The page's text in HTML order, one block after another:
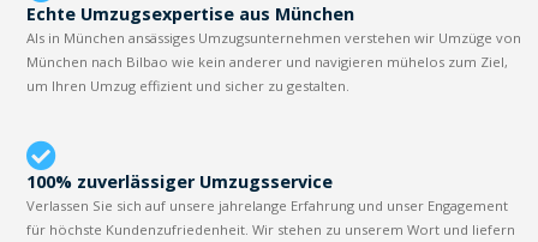
Echte Umzugsexpertise aus München
Als in München ansässiges Umzugsunternehmen verstehen wir Umzüge von
München nach Bilbao wie kein anderer und navigieren mühelos zum Ziel,
um Ihren Umzug effizient und sicher zu gestalten.
100% zuverlässiger Umzugsservice
Verlassen Sie sich auf unsere jahrelange Erfahrung und unser Engagement
für höchste Kundenzufriedenheit. Wir stehen zu unserem Wort und liefern